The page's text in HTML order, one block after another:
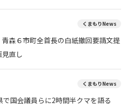
くまもりNews
森６市町全首長の白紙撤回要請文提
直し
くまもりNews
国会議員らに2時間半クマを語る